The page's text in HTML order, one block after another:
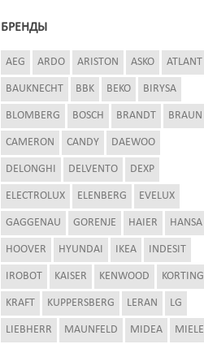
БРЕНДЫ
AEG ARDO ARISTON ASKO ATLANT
BAUKNECHT BBK BEKO BIRYSA
BLOMBERG BOSCH BRANDT BRAUN
CAMERON CANDY DAEWOO
DELONGHI DELVENTO DEXP
ELECTROLUX ELENBERG EVELUX
GAGGENAU GORENJE HAIER HANSA
HOOVER HYUNDAI IKEA INDESIT
IROBOT KAISER KENWOOD KORTING
KRAFT KUPPERSBERG LERAN LG
LIEBHERR MAUNFELD MIDEA MIELE